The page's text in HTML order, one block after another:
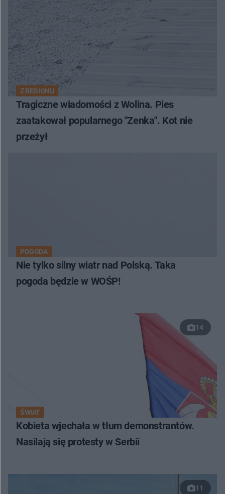
Z REGIONU
Tragiczne wiadomości z Wolina. Pies
zaatakował popularnego "Zenka". Kot nie
przeżył
POGODA
Nie tylko silny wiatr nad Polską. Taka
pogoda będzie w WOŚP!
14
ŚWIAT
Kobieta wjechała w tłum demonstrantów.
Nasilają się protesty w Serbii
11